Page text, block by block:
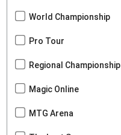
World Championship
Pro Tour
Regional Championship
Magic Online
MTG Arena